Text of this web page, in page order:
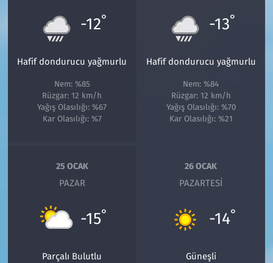
-12°
Hafif dondurucu yağmurlu
Nem: %85
Rüzgar: 12 km/h
Yağış Olasılığı: %67
Kar Olasılığı: %7
-13°
Hafif dondurucu yağmurlu
Nem: %84
Rüzgar: 12 km/h
Yağış Olasılığı: %70
Kar Olasılığı: %21
25 OCAK
PAZAR
-15°
Parçalı Bulutlu
26 OCAK
PAZARTESI
-14°
Güneşli